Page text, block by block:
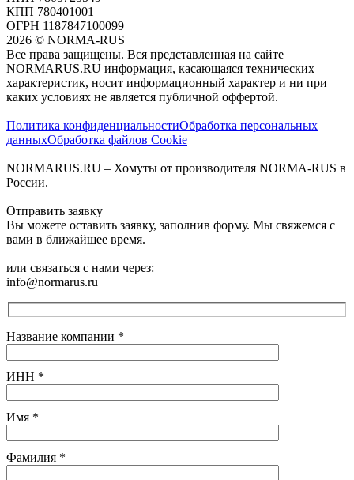
КПП 780401001
ОГРН 1187847100099
2026 © NORMA-RUS
Все права защищены. Вся представленная на сайте
NORMARUS.RU информация, касающаяся технических
характеристик, носит информационный характер и ни при
каких условиях не является публичной оффертой.‍
Политика конфиденциальностиОбработка персональных
данныхОбработка файлов Cookie
NORMARUS.RU – Хомуты от производителя NORMA-RUS в
России.
Отправить заявку
Вы можете оставить заявку, заполнив форму. Мы свяжемся с
вами в ближайшее время.
или связаться с нами через:
info@normarus.ru
Название компании *
ИНН *
Имя *
Фамилия *